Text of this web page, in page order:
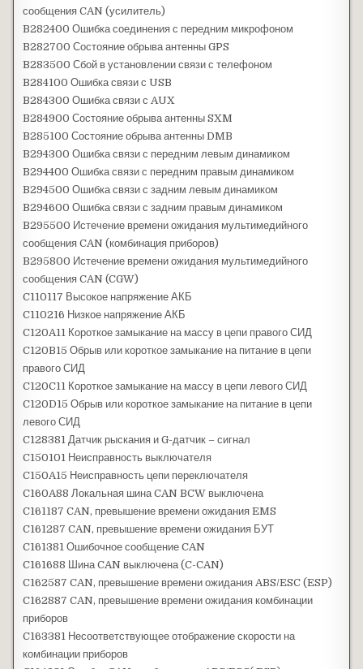
сообщения CAN (усилитель)
B282400 Ошибка соединения с передним микрофоном
B282700 Состояние обрыва антенны GPS
B283500 Сбой в установлении связи с телефоном
B284100 Ошибка связи с USB
B284300 Ошибка связи с AUX
B284900 Состояние обрыва антенны SXM
B285100 Состояние обрыва антенны DMB
B294300 Ошибка связи с передним левым динамиком
B294400 Ошибка связи с передним правым динамиком
B294500 Ошибка связи с задним левым динамиком
B294600 Ошибка связи с задним правым динамиком
B295500 Истечение времени ожидания мультимедийного
сообщения CAN (комбинация приборов)
B295800 Истечение времени ожидания мультимедийного
сообщения CAN (CGW)
C110117 Высокое напряжение АКБ
C110216 Низкое напряжение АКБ
C120A11 Короткое замыкание на массу в цепи правого СИД
C120B15 Обрыв или короткое замыкание на питание в цепи
правого СИД
C120C11 Короткое замыкание на массу в цепи левого СИД
C120D15 Обрыв или короткое замыкание на питание в цепи
левого СИД
C128381 Датчик рыскания и G-датчик – сигнал
C150101 Неисправность выключателя
C150A15 Неисправность цепи переключателя
C160A88 Локальная шина CAN BCW выключена
C161187 CAN, превышение времени ожидания EMS
C161287 CAN, превышение времени ожидания БУТ
C161381 Ошибочное сообщение CAN
C161688 Шина CAN выключена (C-CAN)
C162587 CAN, превышение времени ожидания ABS/ESC (ESP)
C162887 CAN, превышение времени ожидания комбинации
приборов
C163381 Несоответствующее отображение скорости на
комбинации приборов